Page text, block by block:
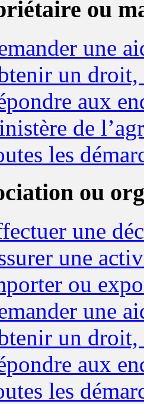
ou
une
un droit,
aux
de
les
ou
une
une
ou
une
un droit,
aux
les